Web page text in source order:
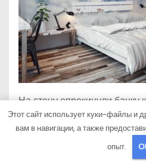
На стену опрокинули банку
эпатажные фотообои!
Этот сайт использует куки-файлы и
вам в навигации, а также
опыт.